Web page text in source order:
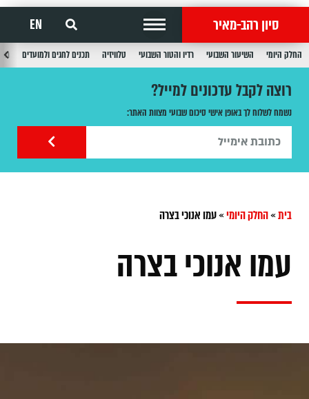
סיון רהב-מאיר EN
החלק היומי השיעור השבועי רדיו והטור השבועי טלוויזיה תכנים לחגים ולמועדים
רוצה לקבל עדכונים למייל?
נשמח לשלוח לך באופן אישי סיכום שבועי מצוות האתר:
בית»החלק היומי»עמו אנוכי בצרה
עמו אנוכי בצרה